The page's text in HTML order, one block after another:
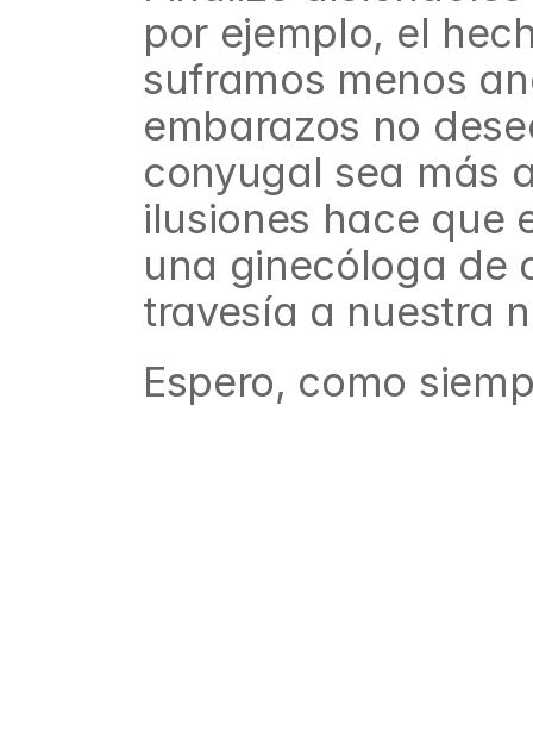
por ejemplo, el
suframos menos
embarazos no
conyugal sea más
ilusiones hace que
una ginecóloga de
travesía a nuestra
Espero, como